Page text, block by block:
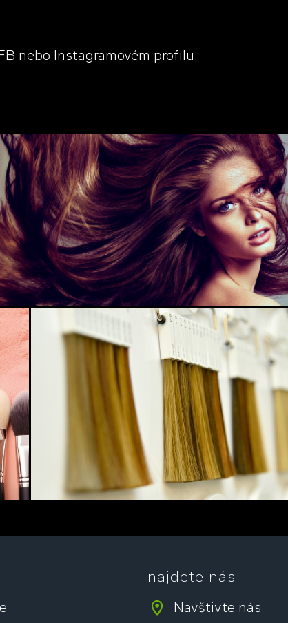
nebo Instagramovém profilu.
najdete nás
Navštivte nás